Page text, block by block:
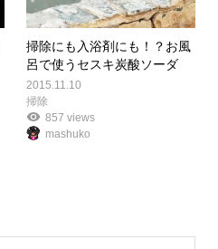
掃除にも入浴剤にも！？お風
呂で使うセスキ炭酸ソーダ
2015.11.10
掃除
857 views
mashuko